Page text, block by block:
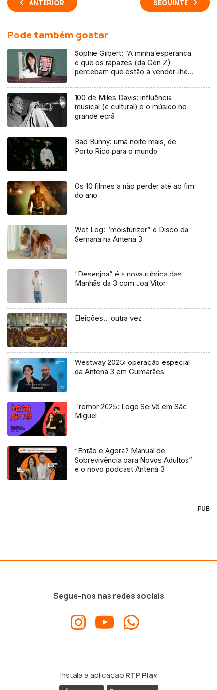
ANTERIOR SEGUINTE
Pode também gostar
Sophie Gilbert: “A minha esperança
é que os rapazes (da Gen Z)
percebam que estão a vender-lhes
100 de Miles Davis: influência
musical (e cultural) e o músico no
grande ecrã
Bad Bunny: uma noite mais, de
Porto Rico para o mundo
Os 10 filmes a não perder até ao fim
do ano
Wet Leg: “moisturizer” é Disco da
Semana na Antena 3
“Desenjoa” é a nova rubrica das
Manhãs da 3 com Joa Vitor
Eleições… outra vez
Westway 2025: operação especial
da Antena 3 em Guimarães
Tremor 2025: Logo Se Vê em São
Miguel
“Então e Agora? Manual de
Sobrevivência para Novos Adultos”
é o novo podcast Antena 3
PUB
Segue-nos nas redes sociais
Instala a aplicação RTP Play